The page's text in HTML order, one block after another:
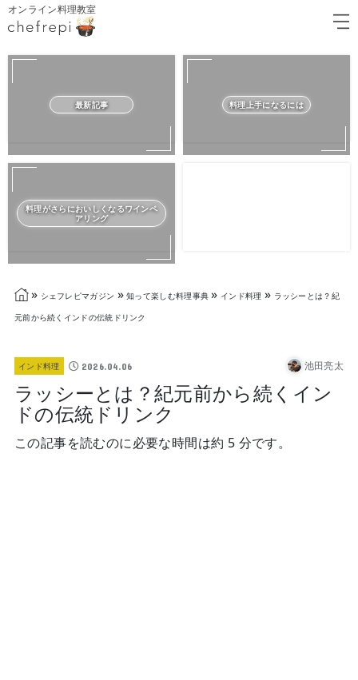
オンライン料理教室
最新記事 料理上手になるには
料理がさらにおいしくなるワインペ
アリング
» シェフレピマガジン » 知って楽しむ料理事典 » インド料理 » ラッシーとは？紀
元前から続くインドの伝統ドリンク
インド料理 2026.04.06 池田亮太
ラッシーとは？紀元前から続くイン
ドの伝統ドリンク
この記事を読むのに必要な時間は約 5 分です。